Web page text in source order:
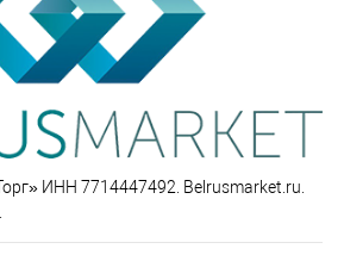
ИНН 7714447492. Belrusmarket.ru.